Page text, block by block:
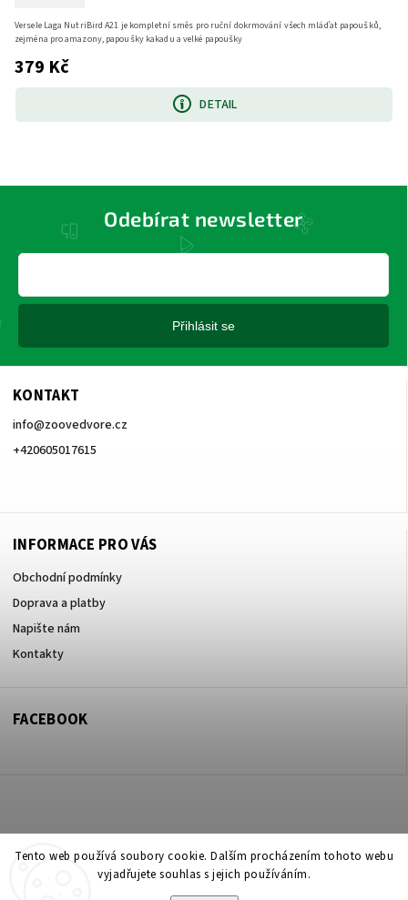
Tento web používá soubory cookie. Dalším procházením tohoto webu
vyjadřujete souhlas s jejich používáním.
379 Kč
DETAIL
Versele Laga NutriBird A21 je kompletní směs pro ruční dokrmování všech mláďat papoušků,
zejména pro amazony, papoušky kakadu a velké papoušky
KONTAKT
info@zoovedvore.cz
+420605017615
INFORMACE PRO VÁS
Obchodní podmínky
Doprava a platby
Napište nám
Kontakty
Odebírat newsletter
Přihlásit se
FACEBOOK
Copyright 2026 ZOO ve dvoře Praha 5. Všechna práva vyhrazena.
Upravit nastavení cookies